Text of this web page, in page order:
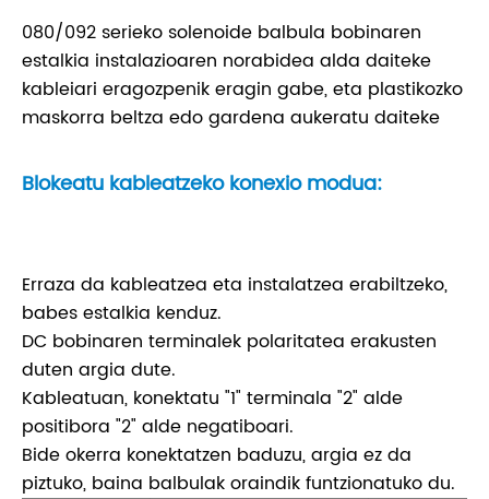
080/092 serieko solenoide balbula bobinaren
estalkia instalazioaren norabidea alda daiteke
kableiari eragozpenik eragin gabe, eta plastikozko
maskorra beltza edo gardena aukeratu daiteke
Blokeatu kableatzeko konexio modua:
Erraza da kableatzea eta instalatzea erabiltzeko,
babes estalkia kenduz.
DC bobinaren terminalek polaritatea erakusten
duten argia dute.
Kableatuan, konektatu "1" terminala "2" alde
positibora "2" alde negatiboari.
Bide okerra konektatzen baduzu, argia ez da
piztuko, baina balbulak oraindik funtzionatuko du.